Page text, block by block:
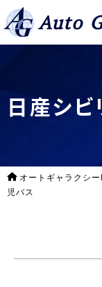
Auto
日産シ
オートギャラクシ
児バス